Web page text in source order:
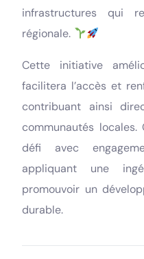
infrastructures qui
régionale.
Cette initiative
facilitera l’accès et
contribuant ainsi
communautés locales.
défi avec
appliquant une
promouvoir un
durable.